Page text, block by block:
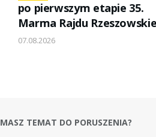
po pierwszym etapie 35.
Marma Rajdu
07.08.2026
MASZ TEMAT DO PORUSZENIA?